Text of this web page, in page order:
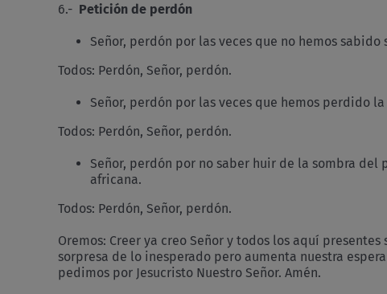
6.- Petición de perdón
Señor, perdón por las veces que no hemos
Todos: Perdón, Señor, perdón.
Señor, perdón por las veces que hemos perdido
Todos: Perdón, Señor, perdón.
Señor, perdón por no saber huir de la sombra
africana.
Todos: Perdón, Señor, perdón.
Oremos: Creer ya creo Señor y todos los aquí
sorpresa de lo inesperado pero aumenta nuestra
pedimos por Jesucristo Nuestro Señor. Amén.